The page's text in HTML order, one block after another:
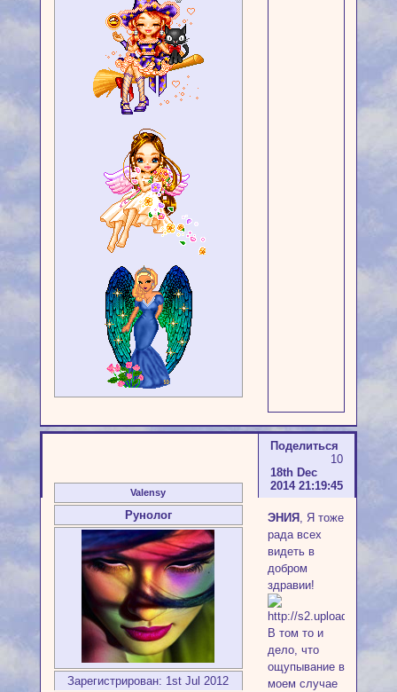
Поделиться
10
18th Dec
2014 21:19:45
Valensy
Рунолог
Зарегистрирован: 1st Jul 2012
ЭНИЯ, Я тоже
рада всех
видеть в
добром
здравии!
В том то и
дело, что
ощупывание в
моем случае